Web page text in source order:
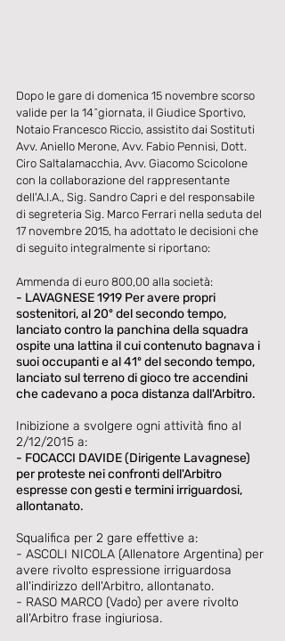
Dopo le gare di domenica 15 novembre scorso
valide per la 14^giornata, il Giudice Sportivo,
Notaio Francesco Riccio, assistito dai Sostituti
Avv. Aniello Merone, Avv. Fabio Pennisi, Dott.
Ciro Saltalamacchia, Avv. Giacomo Scicolone
con la collaborazione del rappresentante
dell'A.I.A., Sig. Sandro Capri e del responsabile
di segreteria Sig. Marco Ferrari nella seduta del
17 novembre 2015, ha adottato le decisioni che
di seguito integralmente si riportano:
Ammenda di euro 800,00 alla società:
- LAVAGNESE 1919 Per avere propri
sostenitori, al 20º del secondo tempo,
lanciato contro la panchina della squadra
ospite una lattina il cui contenuto bagnava i
suoi occupanti e al 41º del secondo tempo,
lanciato sul terreno di gioco tre accendini
che cadevano a poca distanza dall'Arbitro.
Inibizione a svolgere ogni attività fino al
2/12/2015 a:
- FOCACCI DAVIDE (Dirigente Lavagnese)
per proteste nei confronti dell'Arbitro
espresse con gesti e termini irriguardosi,
allontanato.
Squalifica per 2 gare effettive a:
- ASCOLI NICOLA (Allenatore Argentina) per
avere rivolto espressione irriguardosa
all'indirizzo dell'Arbitro, allontanato.
- RASO MARCO (Vado) per avere rivolto
all'Arbitro frase ingiuriosa.